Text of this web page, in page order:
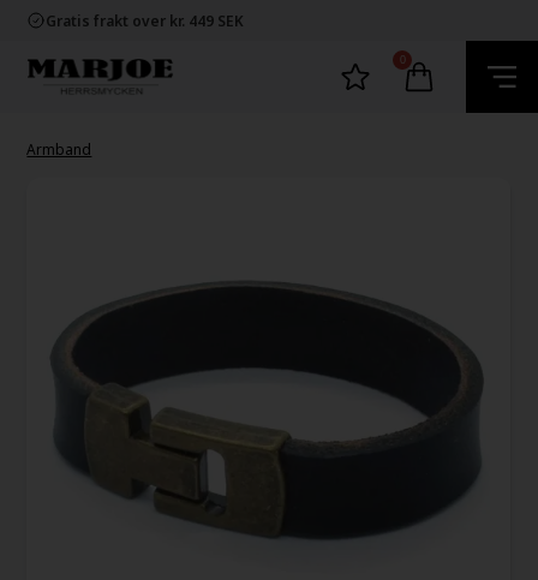
Gratis frakt over kr. 449 SEK
100% nikkelfria smycken
Snabb leverans
100% nikkelfria smycken
0
Armband